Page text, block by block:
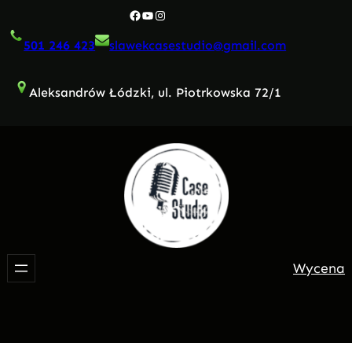
do
Facebook
YouTube
Instagram
501 246 423 slawekcasestudio@gmail.com
Aleksandrów Łódzki, ul. Piotrkowska 72/1
Wycena